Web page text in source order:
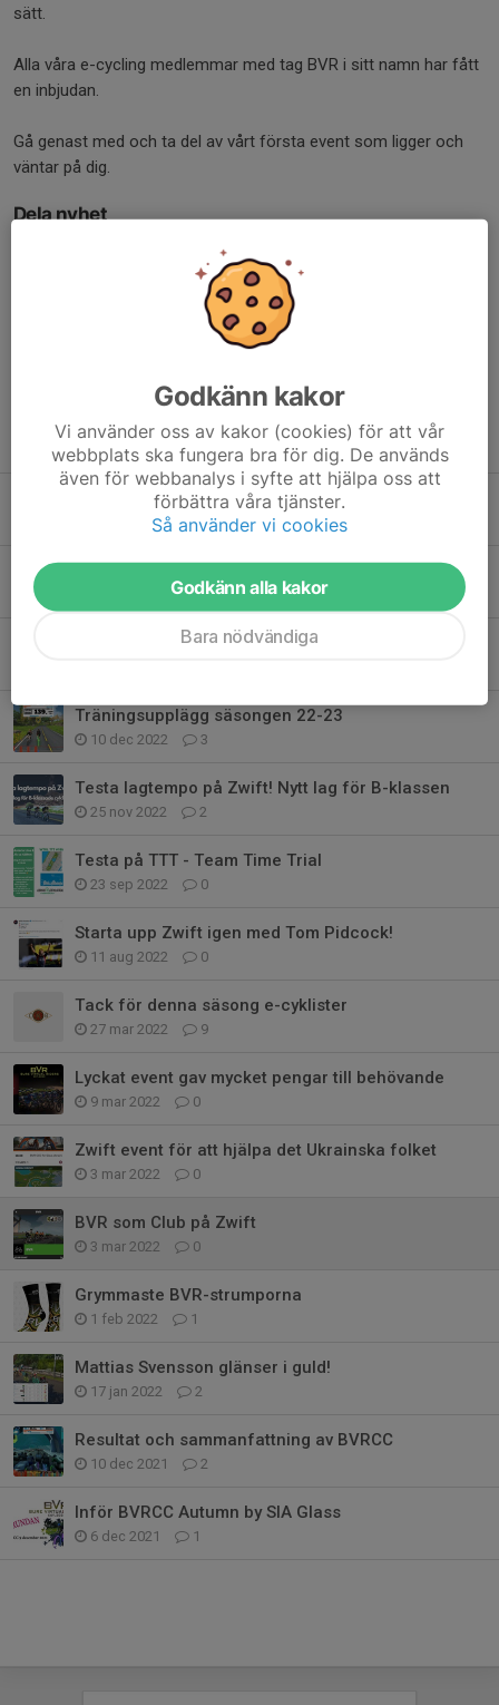
sätt.
Alla våra e-cycling medlemmar med tag BVR i sitt namn har fått
en inbjudan.
Gå genast med och ta del av vårt första event som ligger och
väntar på dig.
Dela nyhet
Tidigare nyheter
IndieVelo och MyWhoosh "gratisalternativ" till Zwift
7 aug 2024 0
Zwift Games 2024 - The Sprint Championships!
1
Resultat BVRCC
Träningsupplägg säsongen 22-23
10 dec 2022 3
Testa lagtempo på Zwift! Nytt lag för B-klassen
25 nov 2022 2
Testa på TTT - Team Time Trial
23 sep 2022 0
Starta upp Zwift igen med Tom Pidcock!
11 aug 2022 0
Tack för denna säsong e-cyklister
27 mar 2022 9
Lyckat event gav mycket pengar till behövande
9 mar 2022 0
Zwift event för att hjälpa det Ukrainska folket
3 mar 2022 0
BVR som Club på Zwift
3 mar 2022 0
Grymmaste BVR-strumporna
1 feb 2022 1
Mattias Svensson glänser i guld!
17 jan 2022 2
Resultat och sammanfattning av BVRCC
10 dec 2021 2
Inför BVRCC Autumn by SIA Glass
6 dec 2021 1
Godkänn kakor
Vi använder oss av kakor (cookies) för att vår
webbplats ska fungera bra för dig. De används
även för webbanalys i syfte att hjälpa oss att
förbättra våra tjänster.
Så använder vi cookies
Godkänn alla kakor
Bara nödvändiga